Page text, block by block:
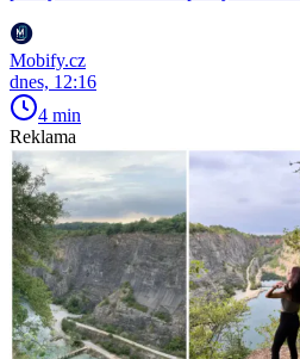
Mobify.cz
dnes, 12:16
4 min
Reklama